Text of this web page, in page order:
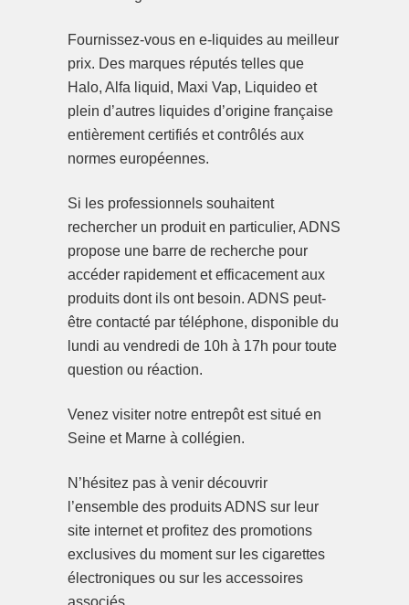
Fournissez-vous en e-liquides au meilleur
prix. Des marques réputés telles que
Halo, Alfa liquid, Maxi Vap, Liquideo et
plein d’autres liquides d’origine française
entièrement certifiés et contrôlés aux
normes européennes.
Si les professionnels souhaitent
rechercher un produit en particulier, ADNS
propose une barre de recherche pour
accéder rapidement et efficacement aux
produits dont ils ont besoin. ADNS peut-
être contacté par téléphone, disponible du
lundi au vendredi de 10h à 17h pour toute
question ou réaction.
Venez visiter notre entrepôt est situé en
Seine et Marne à collégien.
N’hésitez pas à venir découvrir
l’ensemble des produits ADNS sur leur
site internet et profitez des promotions
exclusives du moment sur les cigarettes
électroniques ou sur les accessoires
associés.